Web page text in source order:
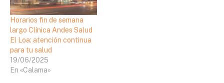
Horarios fin de semana
largo Clínica Andes Salud
El Loa: atención continua
para tu salud
19/06/2025
En «Calama»